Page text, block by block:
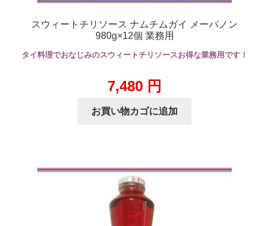
スウィートチリソース ナムチムガイ メーパノン
980g×12個 業務用
タイ料理でおなじみのスウィートチリソースお得な業務用です！
7,480 円
お買い物カゴに追加